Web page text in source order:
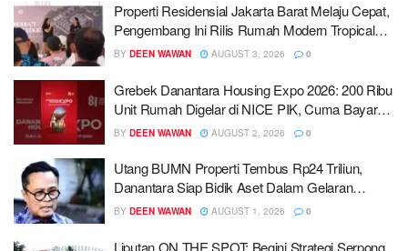
Properti Residensial Jakarta Barat Melaju Cepat,
Pengembang Ini Rilis Rumah Modern Tropical
Rp1,3 Miliar
BY DEEN WAWAN AUGUST 3, 2026 0
Grebek Danantara Housing Expo 2026: 200 Ribu
Unit Rumah Digelar di NICE PIK, Cuma Bayar
DP 1 Persen
BY DEEN WAWAN AUGUST 2, 2026 0
Utang BUMN Properti Tembus Rp24 Triliun,
Danantara Siap Bidik Aset Dalam Gelaran
Housing Expo 2026
BY DEEN WAWAN AUGUST 1, 2026 0
Liputan ON THE SPOT: Begini Strategi Serpong